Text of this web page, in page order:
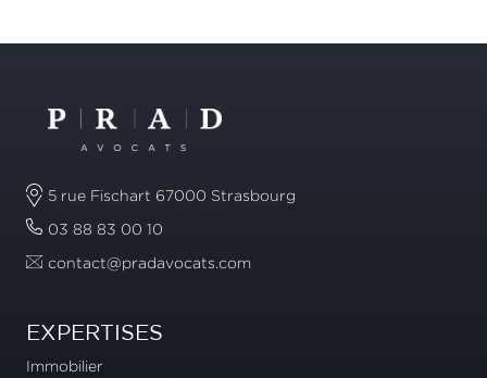
5 rue Fischart 67000 Strasbourg
03 88 83 00 10
contact@pradavocats.com
EXPERTISES
Immobilier